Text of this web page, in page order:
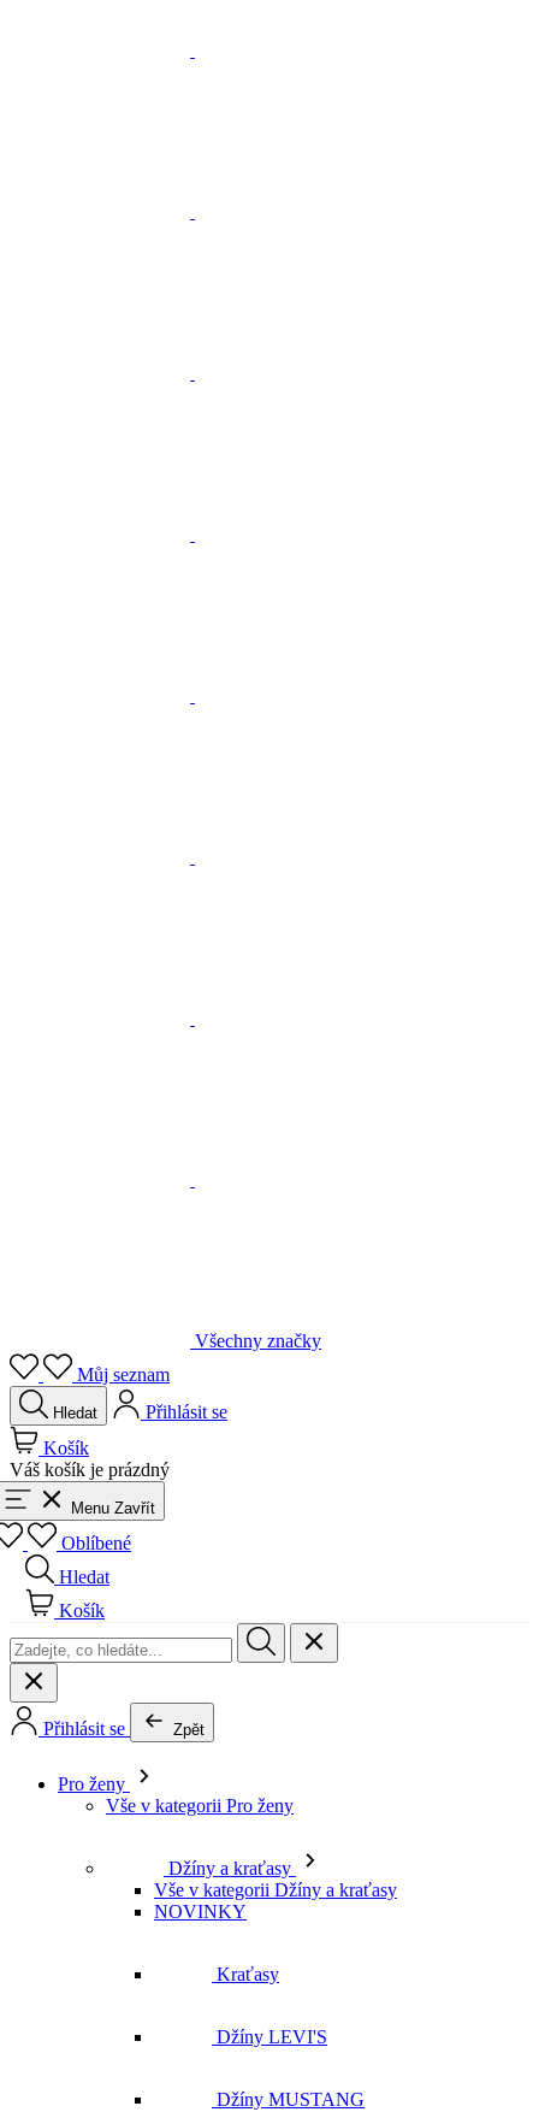
Všechny značky
Můj seznam
Hledat
Přihlásit se
Košík
Váš košík je prázdný
Menu Zavřít
Oblíbené
Hledat
Košík
Přihlásit se Zpět
Pro ženy
Vše v kategorii Pro ženy
Džíny a kraťasy
Vše v kategorii Džíny a kraťasy
NOVINKY
Kraťasy
Džíny LEVI'S
Džíny MUSTANG